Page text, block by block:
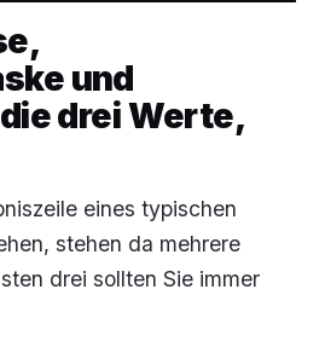
und
drei Werte,
eines typischen
stehen da mehrere
drei sollten Sie immer